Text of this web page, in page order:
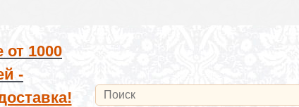
от 1000
-